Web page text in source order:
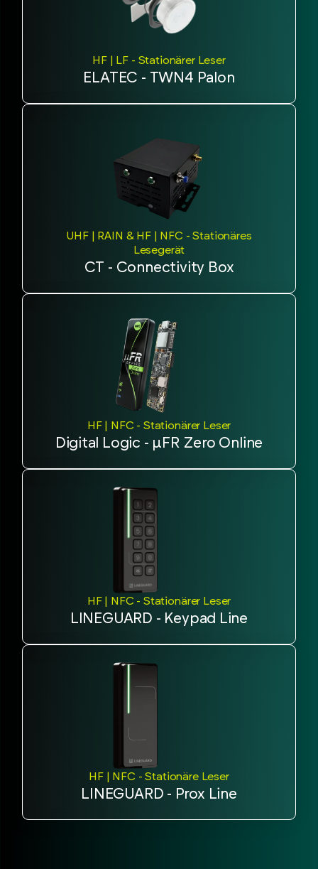
HF | LF - Stationärer Leser
ELATEC - TWN4 Palon
UHF | RAIN & HF | NFC - Stationäres
Lesegerät
CT - Connectivity Box
HF | NFC - Stationärer Leser
Digital Logic - µFR Zero Online
HF | NFC - Stationärer Leser
LINEGUARD - Keypad Line
HF | NFC - Stationäre Leser
LINEGUARD - Prox Line